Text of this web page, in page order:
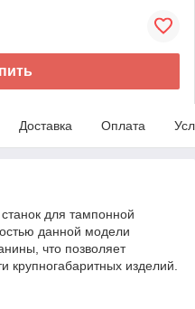
Доставка Оплата
для тампонной
данной модели
что позволяет
крупногабаритных изделий.